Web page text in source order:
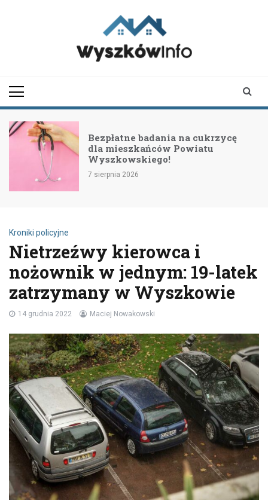
Bezpłatne badania na cukrzycę
dla mieszkańców Powiatu
Wyszkowskiego!
7 sierpnia 2026
Kroniki policyjne
Nietrzeźwy kierowca i
nożownik w jednym: 19-latek
zatrzymany w Wyszkowie
14 grudnia 2022 Maciej Nowakowski